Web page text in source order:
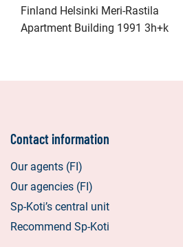
Finland Helsinki Meri-Rastila
Apartment Building 1991 3h+k
Contact information
Our agents (FI)
Our agencies (FI)
Sp-Koti’s central unit
Recommend Sp-Koti